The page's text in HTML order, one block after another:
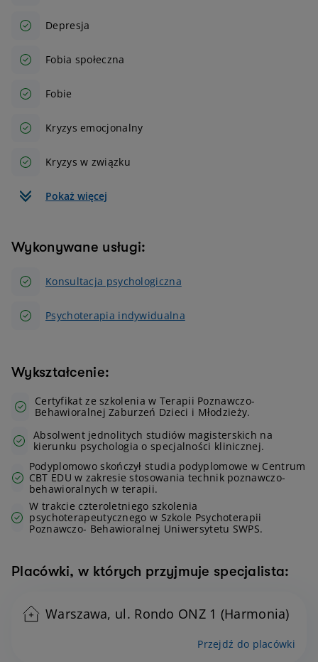
Depresja
Fobia społeczna
Fobie
Kryzys emocjonalny
Kryzys w związku
Pokaż więcej
Wykonywane usługi:
Konsultacja psychologiczna
Psychoterapia indywidualna
Wykształcenie:
Certyfikat ze szkolenia w Terapii Poznawczo-
Behawioralnej Zaburzeń Dzieci i Młodzieży.
Absolwent jednolitych studiów magisterskich na
kierunku psychologia o specjalności klinicznej.
Podyplomowo skończył studia podyplomowe w Centrum
CBT EDU w zakresie stosowania technik poznawczo-
behawioralnych w terapii.
W trakcie czteroletniego szkolenia
psychoterapeutycznego w Szkole Psychoterapii
Poznawczo- Behawioralnej Uniwersytetu SWPS.
Placówki, w których przyjmuje specjalista:
Warszawa, ul. Rondo ONZ 1 (Harmonia)
Przejdź do placówki